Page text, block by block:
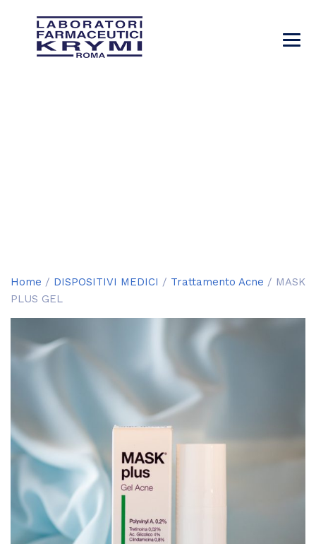
Home / DISPOSITIVI MEDICI / Trattamento Acne / MASK
PLUS GEL